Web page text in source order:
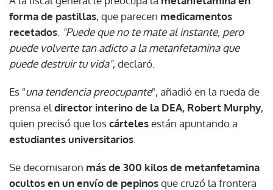
forma de pastillas, que parecen medicamentos
recetados "Puede que no te mate al instante, pero
puede volverte tan adicto a la metanfetamina que
puede destruir tu vida", declaró.
Es "una tendencia preocupante", añadió en la rueda de
prensa el director interino de la DEA, Robert Murphy,
quien precisó que loscártelesestán apuntando a
estudiantes universitarios
Se decomisaron más de 300 kilos de metanfetamina
ocultos en un envío de pepinosque cruzó la frontera